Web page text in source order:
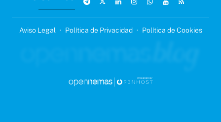
Aviso Legal · Política de Privacidad · Política de Cookies